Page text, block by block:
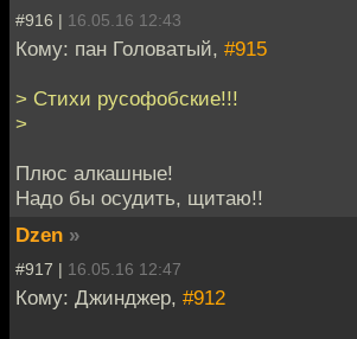
#916 | 16.05.16 12:43
Кому: пан Головатый, #915
> Стихи русофобские!!!
>
Плюс алкашные!
Надо бы осудить, щитаю!!
Dzen »
#917 | 16.05.16 12:47
Кому: Джинджер, #912